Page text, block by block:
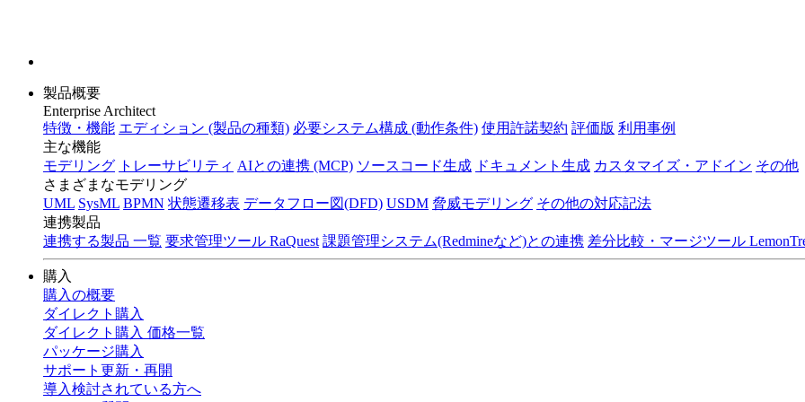
製品概要
Enterprise Architect
特徴・機能 エディション (製品の種類) 必要システム構成 (動作条件) 使用許諾契約 評価版 利用事例
主な機能
モデリング トレーサビリティ AIとの連携 (MCP) ソースコード生成 ドキュメント生成 カスタマイズ・アドイン その他
さまざまなモデリング
UML SysML BPMN 状態遷移表 データフロー図(DFD) USDM 脅威モデリング その他の対応記法
連携製品
連携する製品 一覧 要求管理ツール RaQuest 課題管理システム(Redmineなど)との連携 差分比較・マージツール
購入
購入の概要
ダイレクト購入
ダイレクト購入 価格一覧
パッケージ購入
サポート更新・再開
導入検討されている方へ